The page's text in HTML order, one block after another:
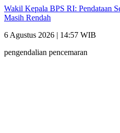
Wakil Kepala BPS RI: Pendataan
Masih Rendah
6 Agustus 2026 | 14:57 WIB
pengendalian pencemaran